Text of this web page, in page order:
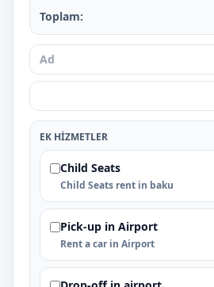
Toplam:
EK HIZMETLER
Child Seats
Child Seats rent in baku
Pick-up in Airport
Rent a car in Airport